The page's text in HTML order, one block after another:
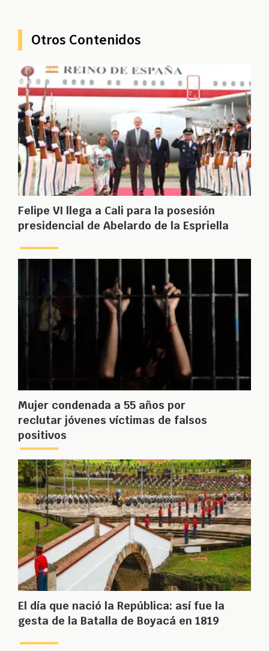
Otros Contenidos
Felipe VI llega a Cali para la posesión
presidencial de Abelardo de la Espriella
Mujer condenada a 55 años por
reclutar jóvenes víctimas de falsos
positivos
El día que nació la República: así fue la
gesta de la Batalla de Boyacá en 1819